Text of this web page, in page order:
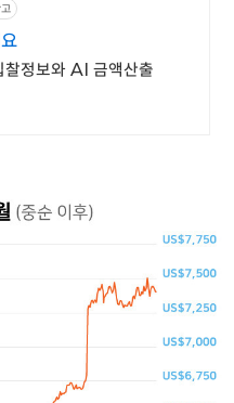
찰정보와 AI 금액산출